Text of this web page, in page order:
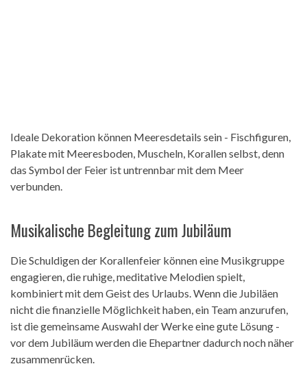
Ideale Dekoration können Meeresdetails sein - Fischfiguren,
Plakate mit Meeresboden, Muscheln, Korallen selbst, denn
das Symbol der Feier ist untrennbar mit dem Meer
verbunden.
Musikalische Begleitung zum Jubiläum
Die Schuldigen der Korallenfeier können eine Musikgruppe
engagieren, die ruhige, meditative Melodien spielt,
kombiniert mit dem Geist des Urlaubs. Wenn die Jubiläen
nicht die finanzielle Möglichkeit haben, ein Team anzurufen,
ist die gemeinsame Auswahl der Werke eine gute Lösung -
vor dem Jubiläum werden die Ehepartner dadurch noch näher
zusammenrücken.